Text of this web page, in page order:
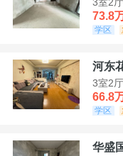
73.8
学区
河东
3室2
66.8
学区
华盛